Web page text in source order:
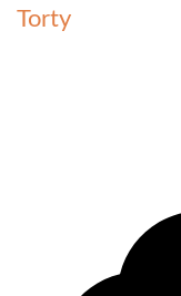
Torty